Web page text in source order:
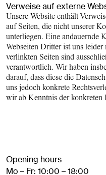
Verweise auf externe
Unsere Website enthält
auf Seiten, die nicht unserer
unterliegen. Eine andauernde
Webseiten Dritter ist uns
verlinkten Seiten sind
verantwortlich. Wir haben
darauf, dass diese die
uns jedoch konkrete
wir ab Kenntnis der konkreten
Opening hours
Mo – Fr: 10:00 – 18:00